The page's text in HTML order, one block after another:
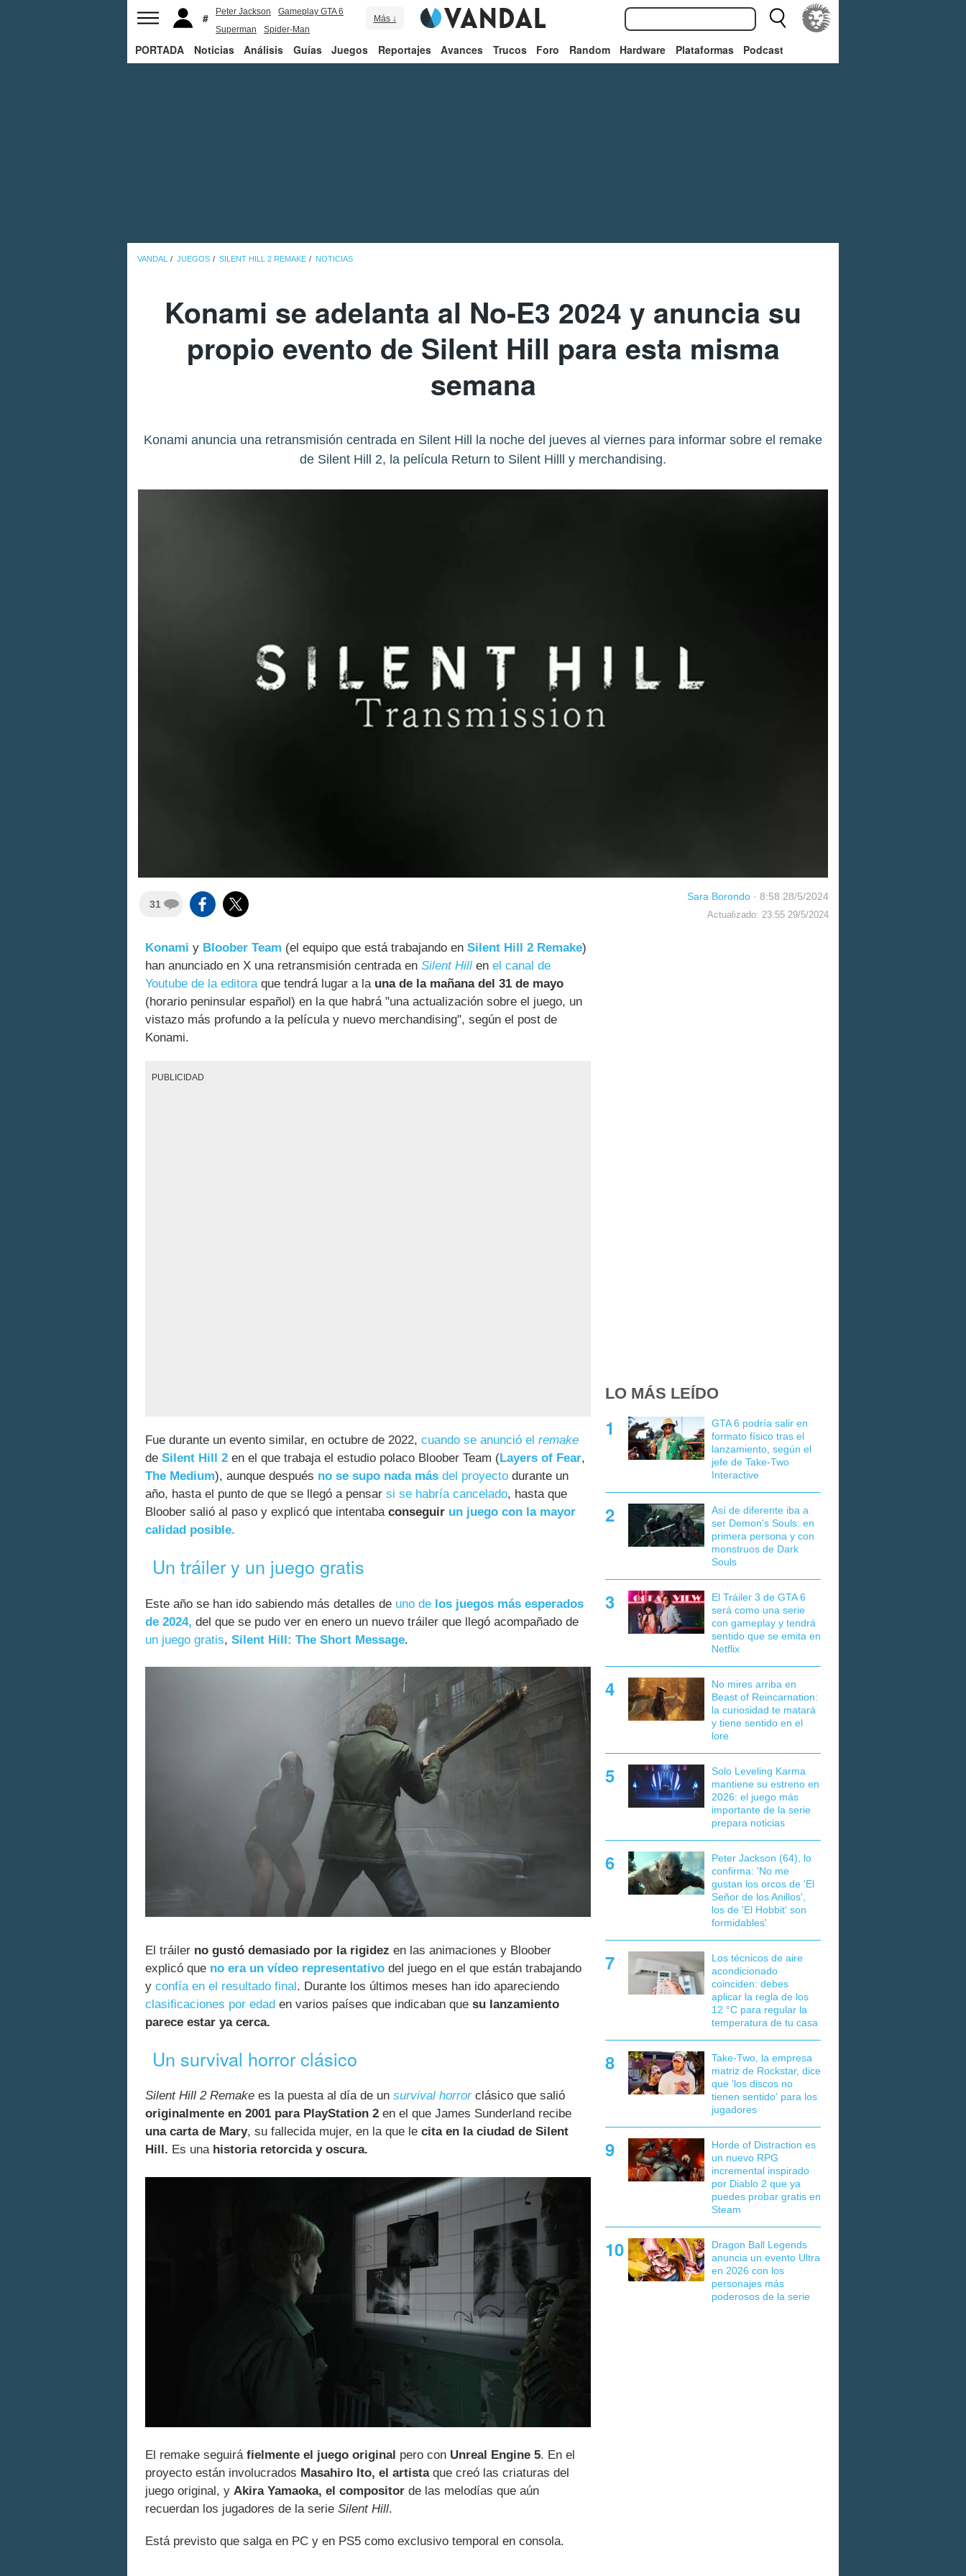
Peter Jackson
Gameplay GTA 6
Superman
Spider-Man
Más ↓
PORTADA Noticias Análisis Guías Juegos Reportajes Avances Trucos Foro Random Hardware Plataformas Podcast
VANDAL JUEGOS SILENT HILL 2 REMAKE NOTICIAS
Konami se adelanta al No-E3 2024 y anuncia su
propio evento de Silent Hill para esta misma
semana
Konami anuncia una retransmisión centrada en Silent Hill la noche del jueves al viernes para informar sobre el remake
de Silent Hill 2, la película Return to Silent Hilll y merchandising.
31
Sara Borondo · 8:58 28/5/2024
Actualizado: 23:55 29/5/2024
Konami y Bloober Team (el equipo que está trabajando en Silent Hill 2 Remake)
han anunciado en X una retransmisión centrada en Silent Hill en el canal de
Youtube de la editoraque tendrá lugar a la una de la mañana del 31 de mayo
(horario peninsular español) en la que habrá "una actualización sobre el juego, un
vistazo más profundo a la película y nuevo merchandising", según el post de
Konami.
PUBLICIDAD
Fue durante un evento similar, en octubre de 2022, cuando se anunció el remake
de Silent Hill 2 en el que trabaja el estudio polaco Bloober Team (Layers of Fear,
The Medium), aunque después no se supo nada más del proyecto durante un
año, hasta el punto de que se llegó a pensar si se habría cancelado, hasta que
Bloober salió al paso y explicó que intentaba conseguir un juego con la mayor
calidad posible.
Un tráiler y un juego gratis
Este año se han ido sabiendo más detalles de uno de los juegos más esperados
de 2024, del que se pudo ver en enero un nuevo tráiler que llegó acompañado de
un juego gratis, Silent Hill: The Short Message.
El tráiler no gustó demasiado por la rigidez en las animaciones y Bloober
explicó que no era un vídeo representativo del juego en el que están trabajando
y confía en el resultado final. Durante los últimos meses han ido apareciendo
clasificaciones por edad en varios países que indicaban que su lanzamiento
parece estar ya cerca.
Un survival horror clásico
Silent Hill 2 Remake es la puesta al día de un survival horrorclásico que salió
originalmente en 2001 para PlayStation 2 en el que James Sunderland recibe
una carta de Mary, su fallecida mujer, en la que le cita en la ciudad de Silent
Hill. Es una historia retorcida y oscura.
El remake seguirá fielmente el juego original pero con Unreal Engine 5. En el
proyecto están involucrados Masahiro Ito, el artistaque creó las criaturas del
juego original, y Akira Yamaoka, el compositor de las melodías que aún
recuerdan los jugadores de la serie Silent Hill.
Está previsto que salga en PC y en PS5 como exclusivo temporal en consola.
LO MÁS LEÍDO
GTA 6 podría salir en
formato físico tras el
lanzamiento, según el
jefe de Take-Two
Interactive
Así de diferente iba a
ser Demon's Souls: en
primera persona y con
monstruos de Dark
Souls
El Tráiler 3 de GTA 6
será como una serie
con gameplay y tendrá
sentido que se emita en
Netflix
No mires arriba en
Beast of Reincarnation:
la curiosidad te matará
y tiene sentido en el
lore
Solo Leveling Karma
mantiene su estreno en
2026: el juego más
importante de la serie
prepara noticias
Peter Jackson (64), lo
confirma: 'No me
gustan los orcos de 'El
Señor de los Anillos',
los de 'El Hobbit' son
formidables'
Los técnicos de aire
acondicionado
coinciden: debes
aplicar la regla de los
12 °C para regular la
temperatura de tu casa
Take-Two, la empresa
matriz de Rockstar, dice
que 'los discos no
tienen sentido' para los
jugadores
Horde of Distraction es
un nuevo RPG
incremental inspirado
por Diablo 2 que ya
puedes probar gratis en
Steam
Dragon Ball Legends
anuncia un evento Ultra
en 2026 con los
personajes más
poderosos de la serie